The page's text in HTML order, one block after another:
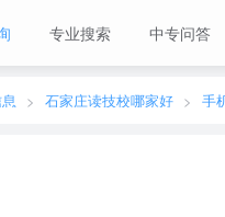
专业搜索 中专问答
石家庄读技校哪家好 手